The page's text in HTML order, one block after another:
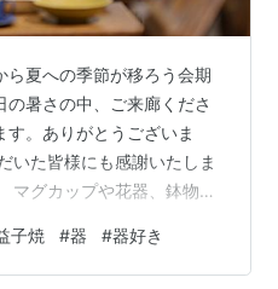
ら夏への季節が移ろう会期
暑さの中、ご来廊くださ
。ありがとうございま
いた皆様にも感謝いたしま
マグカップや花器、鉢物な
ね（笑４回も足を運んで
オンラインでも複数回、購
子焼 #器 #器好き